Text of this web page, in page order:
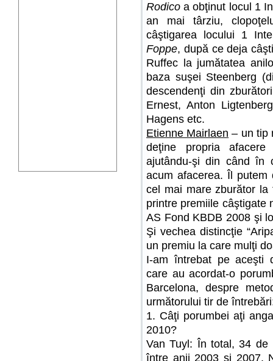
Rodico a obţinut locul 1
an mai târziu,
câştigarea locului 1
Foppe, după ce deja
Ruffec la jumătatea
baza suşei Steenberg
descendenţi din
Ernest, Anton
Hagens etc.
Etienne Mairlaen – un tip
deţine propria
ajutându-şi din când în
acum afacerea. Îl putem
cel mai mare zburător
printre premiile câştigate
AS Fond KBDB 2008 şi
Şi vechea distincţie
un premiu la care mulţi
I-am întrebat pe aceşti
care au acordat-o
Barcelona, despre
următorului tir de
1. Câţi porumbei aţi
2010?
Van Tuyl: În total, 34 de
între anii 2003 şi 2007.